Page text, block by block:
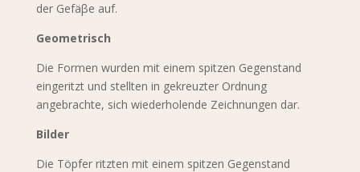
der Gefäβe auf.
Geometrisch
Die Formen wurden mit einem spitzen Gegenstand
eingeritzt und stellten in gekreuzter Ordnung
angebrachte, sich wiederholende Zeichnungen dar.
Bilder
Die Töpfer ritzten mit einem spitzen Gegenstand